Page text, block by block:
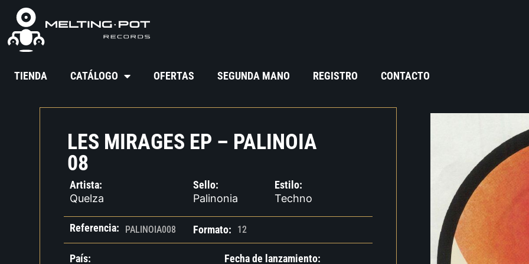
TIENDA CATÁLOGO OFERTAS SEGUNDA MANO REGISTRO CONTACTO
LES MIRAGES EP – PALINOIA
08
Artista:
Quelza
Sello:
Palinonia
Estilo:
Techno
Referencia: PALINOIA008 Formato: 12
País: Fecha de lanzamiento: